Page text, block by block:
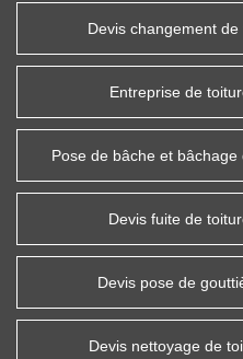
Devis changement
Entreprise de
Pose de bâche et
Devis fuite de
Devis pose de
Devis nettoyage de